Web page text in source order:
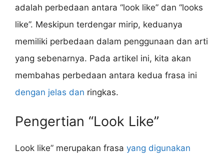
adalah perbedaan antara “look like” dan “looks
like”. Meskipun terdengar mirip, keduanya
memiliki perbedaan dalam penggunaan dan arti
yang sebenarnya. Pada artikel ini, kita akan
membahas perbedaan antara kedua frasa ini
dengan jelas dan ringkas.
Pengertian “Look Like”
Look like” merupakan frasa yang digunakan